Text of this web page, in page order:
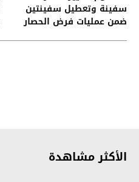
سفينة وتعطيل سفينتين
ضمن عمليات فرض الحصار
الأكثر مشاهدة